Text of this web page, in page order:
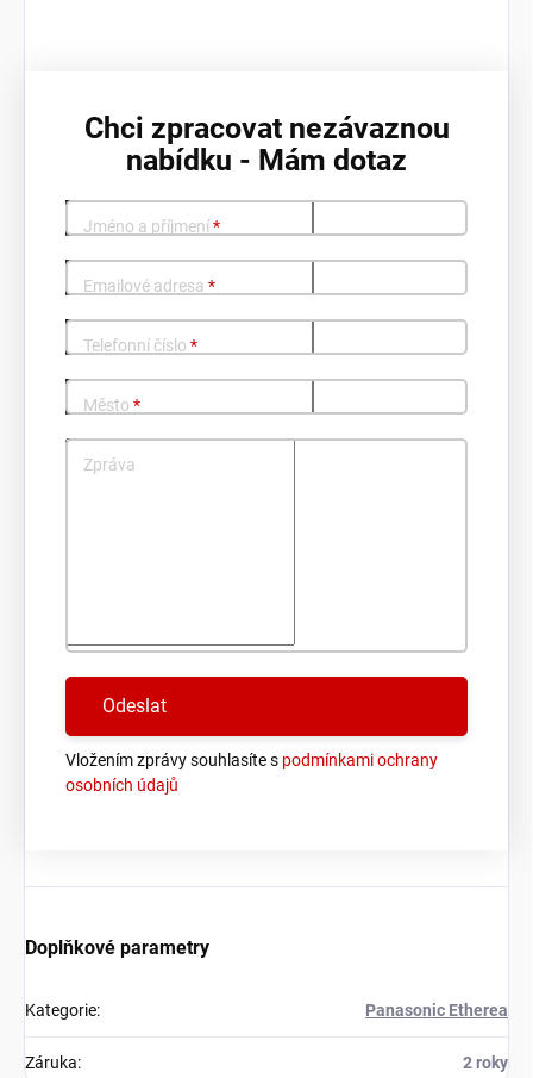
Chci zpracovat nezávaznou
nabídku - Mám dotaz
Jméno a příjmení*
Emailové adresa *
Telefonní číslo *
Město *
Zpráva
Vložením zprávy souhlasíte s podmínkami ochrany
osobních údajů
Doplňkové parametry
Kategorie: Panasonic Etherea
Záruka: 2 roky